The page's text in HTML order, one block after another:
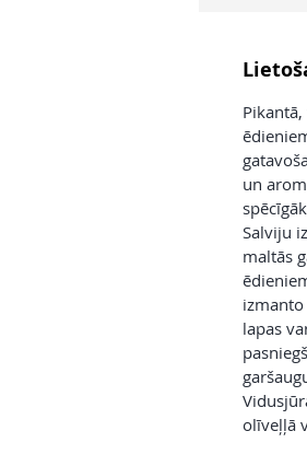
un
Salviju
maltās
izmanto
lapas
olīveļļā